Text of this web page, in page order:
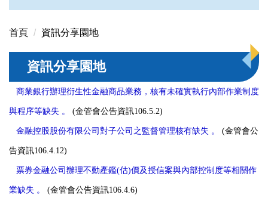
首頁 資訊分享園地
資訊分享園地
商業銀行辦理衍生性金融商品業務，核有未確實執行內部作業制度
與程序等缺失 。 (金管會公告資訊106.5.2)
金融控股股份有限公司對子公司之監督管理核有缺失 。 (金管會公
告資訊106.4.12)
票券金融公司辦理不動產鑑(估)價及授信案與內部控制度等相關作
業缺失 。 (金管會公告資訊106.4.6)